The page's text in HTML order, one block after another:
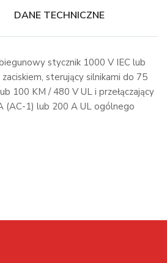
DANE TECHNICZNE
stycznik 1000 V IEC lub
sterujący silnikami do 75
100 KM / 480 V UL i przełączający
(AC-1) lub 200 A UL ogólnego